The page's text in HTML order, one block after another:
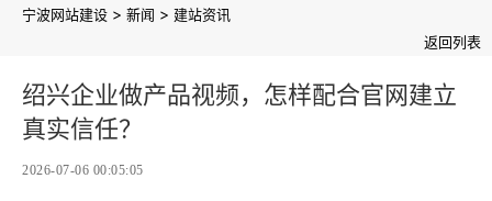
宁波网站建设 > 新闻 > 建站资讯
返回列表
绍兴企业做产品视频，怎样配合官网建立
真实信任？
2026-07-06 00:05:05